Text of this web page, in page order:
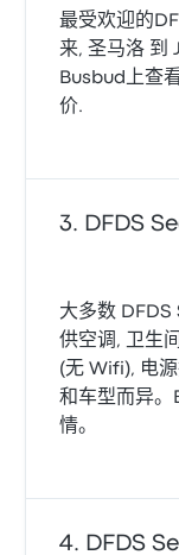
最受欢迎的
来, 圣马洛 到
Busbud上查
价.
DFDS
大多数 DFDS
供空调, 卫生
(无 Wifi), 电
和车型而异。
情。
DFDS